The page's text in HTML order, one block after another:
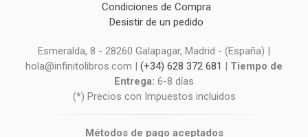
Condiciones de Compra
Desistir de un pedido
Esmeralda, 8 - 28260 Galapagar, Madrid - (España) |
hola@infinitolibros.com | (+34) 628 372 681 | Tiempo de
Entrega: 6-8 días
(*) Precios con Impuestos incluidos
Métodos de pago aceptados